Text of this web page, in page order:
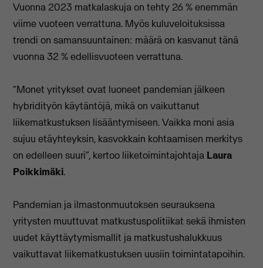
Vuonna 2023 matkalaskuja on tehty 26 % enemmän
viime vuoteen verrattuna. Myös kuluveloituksissa
trendi on samansuuntainen: määrä on kasvanut tänä
vuonna 32 % edellisvuoteen verrattuna.
“Monet yritykset ovat luoneet pandemian jälkeen
hybridityön käytäntöjä, mikä on vaikuttanut
liikematkustuksen lisääntymiseen. Vaikka moni asia
sujuu etäyhteyksin, kasvokkain kohtaamisen merkitys
on edelleen suuri”, kertoo liiketoimintajohtaja Laura
Poikkimäki.
Pandemian ja ilmastonmuutoksen seurauksena
yritysten muuttuvat matkustuspolitiikat sekä ihmisten
uudet käyttäytymismallit ja matkustushalukkuus
vaikuttavat liikematkustuksen uusiin toimintatapoihin.